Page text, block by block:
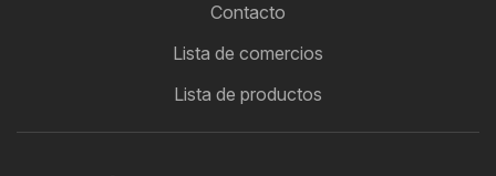
Contacto
Lista de comercios
Lista de productos